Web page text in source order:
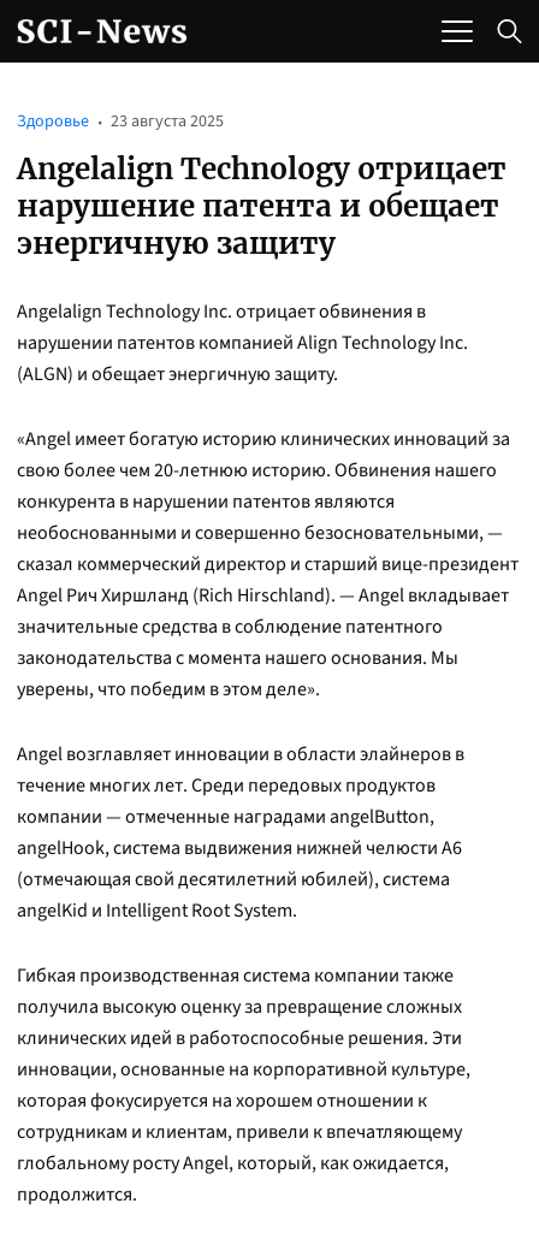
Angelalign Technology отрицает
нарушение патента и обещает
энергичную защиту
Здоровье 23 августа 2025
Angelalign Technology Inc. отрицает обвинения в
нарушении патентов компанией Align Technology Inc.
(ALGN) и обещает энергичную защиту.
«Angel имеет богатую историю клинических инноваций за
свою более чем 20-летнюю историю. Обвинения нашего
конкурента в нарушении патентов являются
необоснованными и совершенно безосновательными, —
сказал коммерческий директор и старший вице-президент
Angel Рич Хиршланд (Rich Hirschland). — Angel вкладывает
значительные средства в соблюдение патентного
законодательства с момента нашего основания. Мы
уверены, что победим в этом деле».
Angel возглавляет инновации в области элайнеров в
течение многих лет. Среди передовых продуктов
компании — отмеченные наградами angelButton,
angelHook, система выдвижения нижней челюсти A6
(отмечающая свой десятилетний юбилей), система
angelKid и Intelligent Root System.
Гибкая производственная система компании также
получила высокую оценку за превращение сложных
клинических идей в работоспособные решения. Эти
инновации, основанные на корпоративной культуре,
которая фокусируется на хорошем отношении к
сотрудникам и клиентам, привели к впечатляющему
глобальному росту Angel, который, как ожидается,
продолжится.